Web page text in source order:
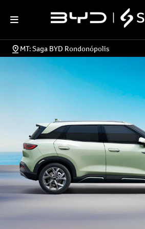
MT: Saga BYD Rondonópolis